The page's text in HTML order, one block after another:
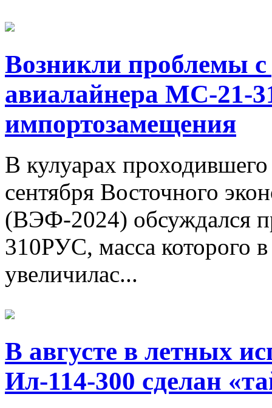
Возникли проблемы
авиалайнера МС-21-
импортозамещения
В кулуарах
сентября Восточного
(ВЭФ-2024) обсуждался
310РУС, масса которого
увеличилас...
В августе в летных
Ил-114-300 сделан